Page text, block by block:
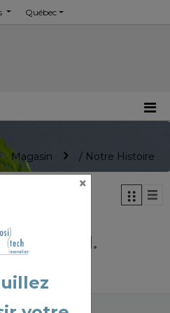
Québec
Magasin / Notre Histoire
Found.
×